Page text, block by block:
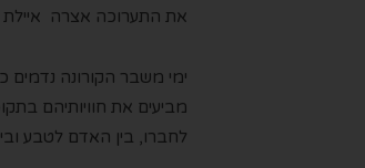
את התערוכה אצרה איילת
ימי משבר הקורונה
מביעים את חוויותיהם
לחברו, בין האדם לטבע